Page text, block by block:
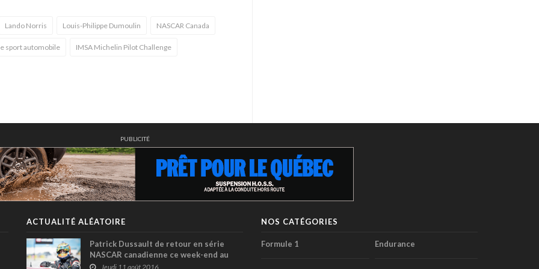
Lando Norris Louis-Philippe Dumoulin NASCAR Canada
sport automobile IMSA Michelin Pilot Challenge
PUBLICITÉ
ACTUALITÉ ALÉATOIRE
Patrick Dussault de retour en série
NASCAR canadienne ce week-end au
GP3RJeudi 11 août 2016
NOS CATÉGORIES
Formule 1 Endurance